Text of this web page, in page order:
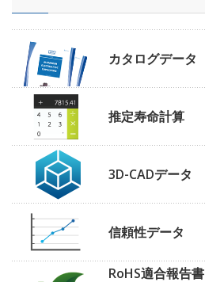
カタログデータ
推定寿命計算
3D-CADデータ
信頼性データ
RoHS適合報告書